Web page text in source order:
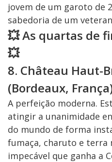
jovem de um garoto de
sabedoria de um
💥 As quartas de
💥
8. Château Haut-
(Bordeaux,
A perfeição moderna.
atingir a unanimidade
do mundo de forma
fumaça, charuto e terra
impecável que ganha a